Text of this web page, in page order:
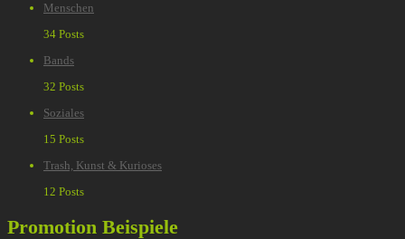
Menschen
34 Posts
Bands
32 Posts
Soziales
15 Posts
Trash, Kunst & Kurioses
12 Posts
Promotion Beispiele